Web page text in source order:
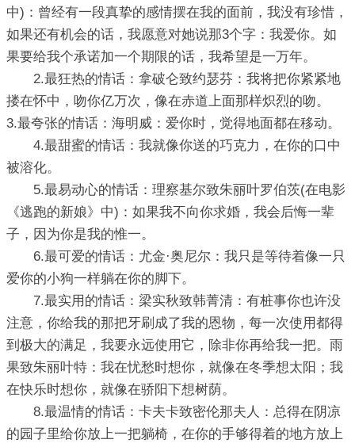
中)：曾经有一段真挚的感情摆在我的面前，我没有珍惜，
如果还有机会的话，我愿意对她说那3个字：我爱你。如
果要给我个承诺加一个期限的话，我希望是一万年。
2.最狂热的情话：拿破仑致约瑟芬：我将把你紧紧地
搂在怀中，吻你亿万次，像在赤道上面那样炽烈的吻。
3.最夸张的情话：海明威：爱你时，觉得地面都在移动。
4.最甜蜜的情话：我就像你送的巧克力，在你的口中
被溶化。
5.最易动心的情话：理察基尔致朱丽叶罗伯茨(在电影
《逃跑的新娘》中)：如果我不向你求婚，我会后悔一辈
子，因为你是我的惟一。
6.最可爱的情话：尤金·奥尼尔：我只是等待着像一只
爱你的小狗一样躺在你的脚下。
7.最实用的情话：梁实秋致韩菁清：有桩事你也许没
注意，你给我的那把牙刷成了我的恩物，每一次使用都得
到极大的满足，我要永远使用它，除非你再给我一把。雨
果致朱丽叶特：我在忧愁时想你，就像在冬季想太阳；我
在快乐时想你，就像在骄阳下想树荫。
8.最温情的情话：卡夫卡致密伦那夫人：总得在阴凉
的园子里给你放上一把躺椅，在你的手够得着的地方放上